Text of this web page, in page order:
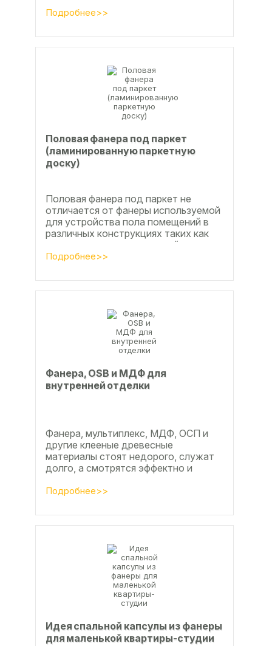
технологии производства клееной...
Подробнее>>
Половая фанера под паркет
(ламинированную паркетную
доску)
Половая фанера под паркет не
отличается от фанеры используемой
для устройства пола помещений в
различных конструкциях таких как
ламинат из ламинированной
паркетной доски, а так же...
Подробнее>>
Фанера, OSB и МДФ для
внутренней отделки
Фанера, мультиплекс, МДФ, ОСП и
другие клееные древесные
материалы стоят недорого, служат
долго, а смотрятся эффектно и
Подробнее>>
Идея спальной капсулы из фанеры
для маленькой квартиры-студии